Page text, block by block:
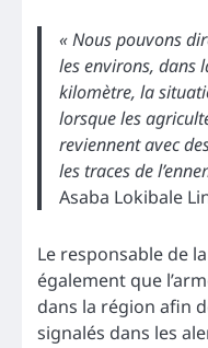
« Nous pouvons
les environs, dans
kilomètre, la
lorsque les
reviennent avec
les traces de
Asaba Lokibale
Le responsable de
également que
dans la région afin
signalés dans les